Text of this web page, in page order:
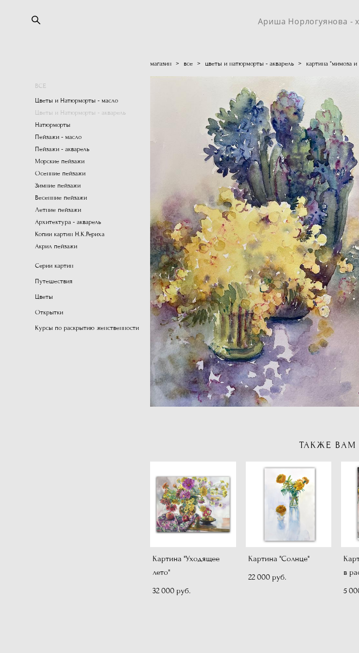
Ариша Норлогуянова -
ВСЕ
Цветы и Натюрморты - масло
Цветы и Натюрморты - акварель
Натюрморты
Пейзажи - масло
Пейзажи - акварель
Морские пейзажи
Осенние пейзажи
Зимние пейзажи
Весенние пейзажи
Летние пейзажи
Архитектура - акварель
Копии картин Н.К.Рериха
Акрил пейзажи
Серии картин
Путешествия
Цветы
Открытки
Курсы по раскрытию женственности
магазин > все > цветы и натюрморты - акварель > картина "мимоза и
ТАКЖЕ ВАМ
Картина "Уходящее
лето"
32 000 pуб.
Картина "Солнце"
22 000 pуб.
в
5